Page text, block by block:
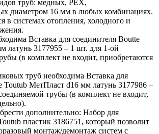
труб: медных, PEX,
диаметром 16 мм в любых комбинациях.
в системах отопления, холодного и
Вставка для соединителя Boutte
латунь 3177955 – 1 шт. для 1-ой
(в комплект не входит, приобретаются
труб необходима Вставка для
Toutub МетПласт d16 мм латунь 3177986 –
трубы (в комплект не входит,
дополнительно: Набор для
пластик 3186751, который позволит
монтаж/демонтаж систем с